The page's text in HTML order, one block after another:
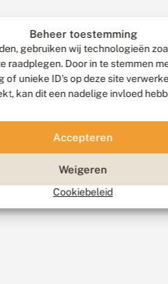
Beheer toestemming
gebruiken wij technologieën
raadplegen. Door in te stemmen
unieke ID's op deze site
kan dit een nadelige invloed
Accepteren
Weigeren
Cookiebeleid